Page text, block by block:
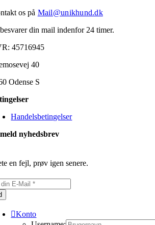
os på Mail@unikhund.dk
din mail indenfor 24 timer.
45716945
40
Odense S
Handelsbetingelser
nyhedsbrev
en fejl, prøv igen senere.
Konto